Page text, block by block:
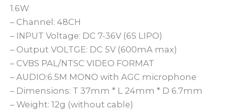
1.6W
– Channel: 48CH
– INPUT Voltage: DC 7-36V (6S LIPO)
– Output VOLTGE: DC 5V (600mA max)
– CVBS PAL/NTSC VIDEO FORMAT
– AUDIO:6.5M MONO with AGC microphone
– Dimensions: T 37mm * L 24mm * D 6.7mm
– Weight: 12g (without cable)